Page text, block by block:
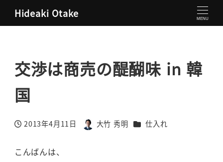
Hideaki Otake MENU
大竹秀明 公式サイト 交渉は商売の醍醐味 in 韓国
交渉は商売の醍醐味 in 韓
国
投稿日
2013年4月11日
著
大竹 秀明 カテゴリー
仕入れ
こんばんは、